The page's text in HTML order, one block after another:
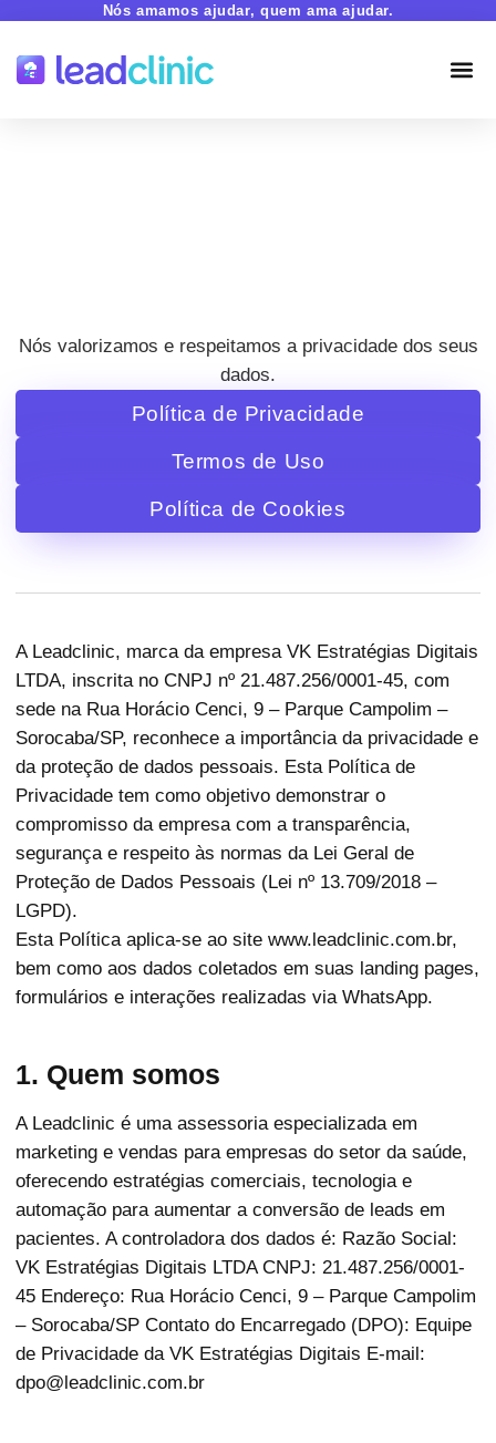
Nós amamos ajudar, quem ama ajudar.
Nós valorizamos e respeitamos a privacidade dos seus
dados.
Política de Privacidade
Termos de Uso
Política de Cookies
A Leadclinic, marca da empresa VK Estratégias Digitais
LTDA, inscrita no CNPJ nº 21.487.256/0001-45, com
sede na Rua Horácio Cenci, 9 – Parque Campolim –
Sorocaba/SP, reconhece a importância da privacidade e
da proteção de dados pessoais. Esta Política de
Privacidade tem como objetivo demonstrar o
compromisso da empresa com a transparência,
segurança e respeito às normas da Lei Geral de
Proteção de Dados Pessoais (Lei nº 13.709/2018 –
LGPD).
Esta Política aplica-se ao site www.leadclinic.com.br,
bem como aos dados coletados em suas landing pages,
formulários e interações realizadas via WhatsApp.
1. Quem somos
A Leadclinic é uma assessoria especializada em
marketing e vendas para empresas do setor da saúde,
oferecendo estratégias comerciais, tecnologia e
automação para aumentar a conversão de leads em
pacientes. A controladora dos dados é: Razão Social:
VK Estratégias Digitais LTDA CNPJ: 21.487.256/0001-
45 Endereço: Rua Horácio Cenci, 9 – Parque Campolim
– Sorocaba/SP Contato do Encarregado (DPO): Equipe
de Privacidade da VK Estratégias Digitais E-mail:
dpo@leadclinic.com.br